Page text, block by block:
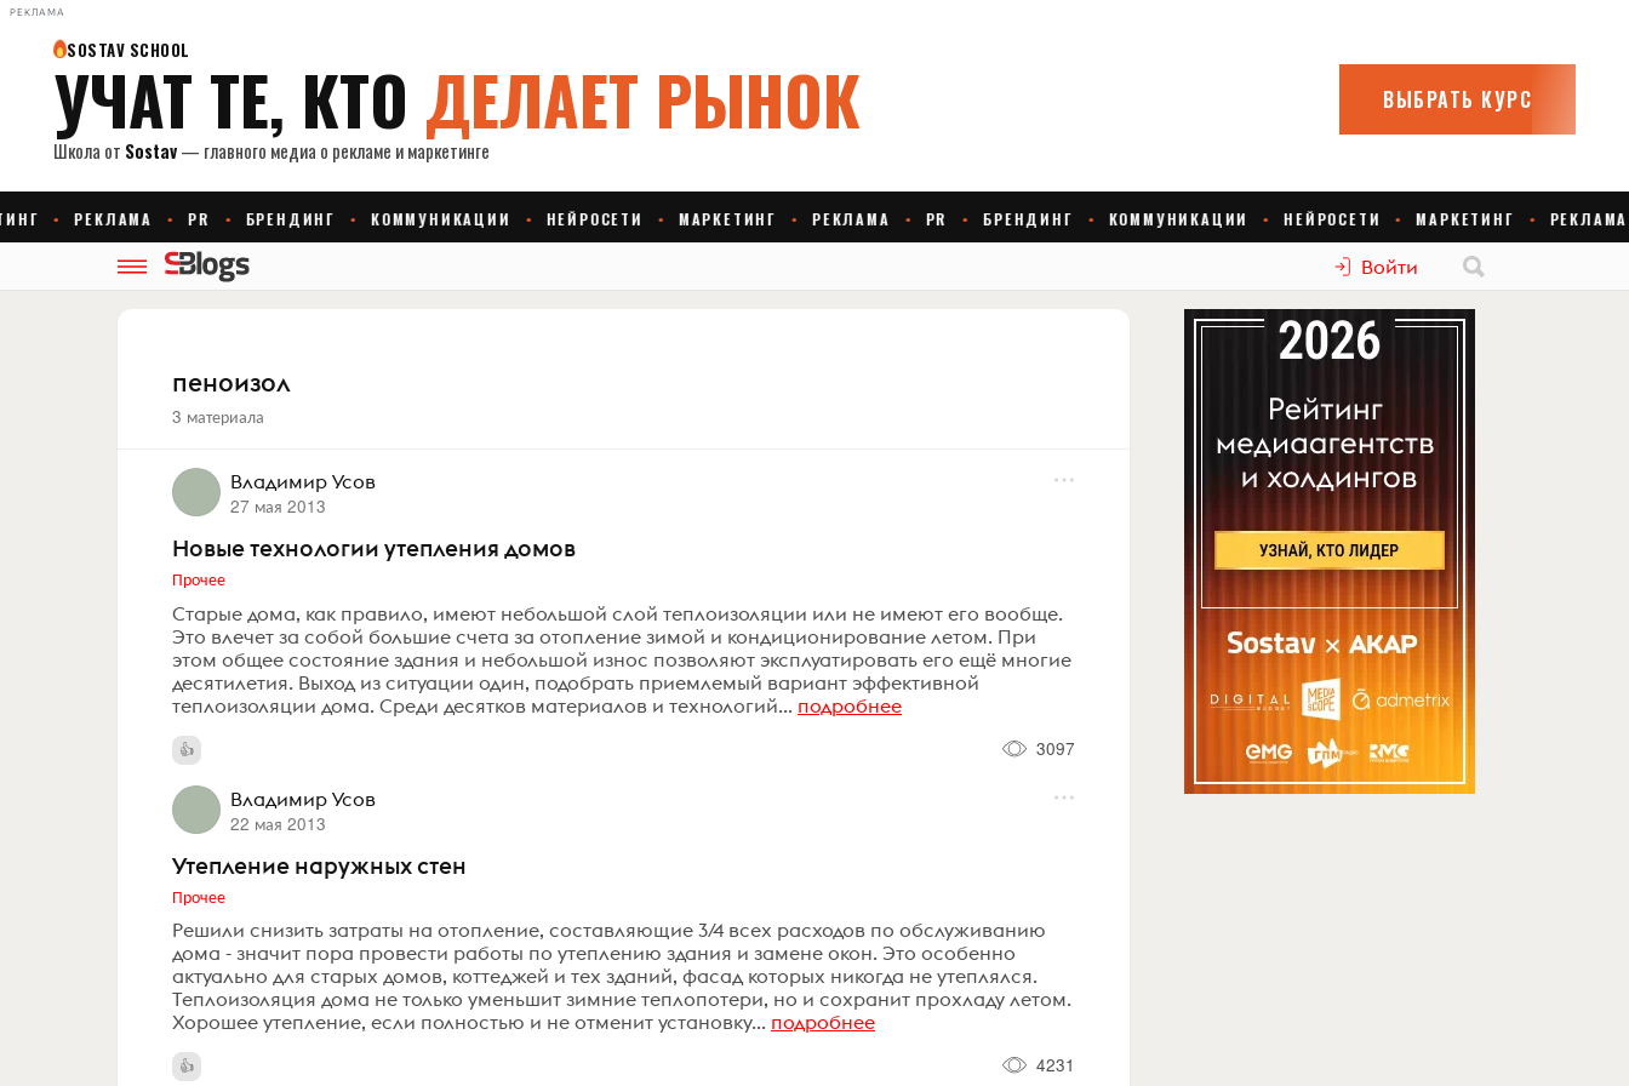
РЕКЛАМА
Войти
пеноизол
3 материала
Владимир Усов
27 мая 2013
Новые технологии утепления домов
Прочее
Старые дома, как правило, имеют небольшой слой теплоизоляции или не имеют его вообще.
Это влечет за собой большие счета за отопление зимой и кондиционирование летом. При
этом общее состояние здания и небольшой износ позволяют эксплуатировать его ещё многие
десятилетия. Выход из ситуации один, подобрать приемлемый вариант эффективной
теплоизоляции дома. Среди десятков материалов и технологий... подробнее
3097
Владимир Усов
22 мая 2013
Утепление наружных стен
Прочее
Решили снизить затраты на отопление, составляющие 3/4 всех расходов по обслуживанию
дома - значит пора провести работы по утеплению здания и замене окон. Это особенно
актуально для старых домов, коттеджей и тех зданий, фасад которых никогда не утеплялся.
Теплоизоляция дома не только уменьшит зимние теплопотери, но и сохранит прохладу летом.
Хорошее утепление, если полностью и не отменит установку... подробнее
4231